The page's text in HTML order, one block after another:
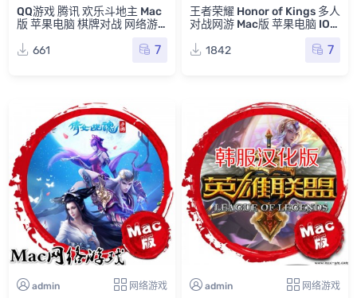
QQ游戏 腾讯 欢乐斗地主 Mac
版 苹果电脑 棋牌对战 网络游
661
7
王者荣耀 Honor of Kings 多人
对战网游 Mac版 苹果电脑 IOS
1842
7
admin 网络游戏 admin 网络游戏